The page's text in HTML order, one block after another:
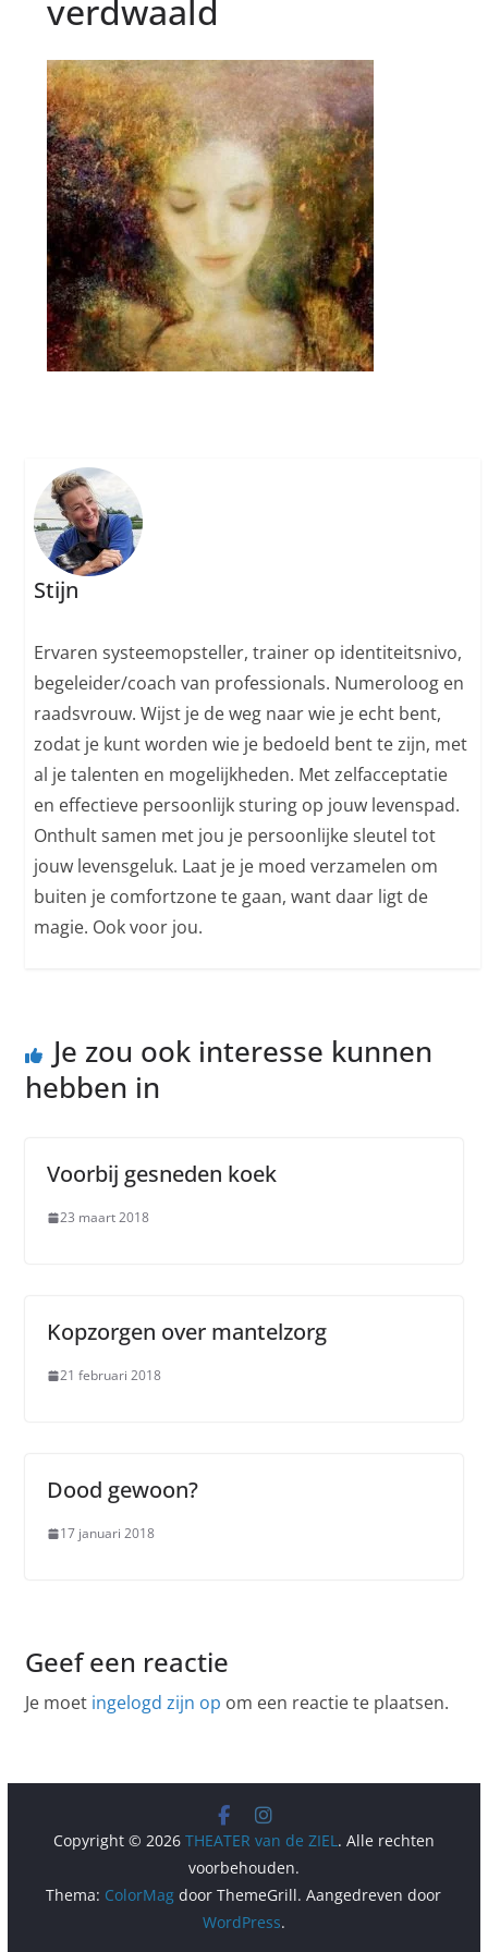
verdwaald
Stijn
Ervaren systeemopsteller, trainer op identiteitsnivo,
begeleider/coach van professionals. Numeroloog en
raadsvrouw. Wijst je de weg naar wie je echt bent,
zodat je kunt worden wie je bedoeld bent te zijn, met
al je talenten en mogelijkheden. Met zelfacceptatie
en effectieve persoonlijk sturing op jouw levenspad.
Onthult samen met jou je persoonlijke sleutel tot
jouw levensgeluk. Laat je je moed verzamelen om
buiten je comfortzone te gaan, want daar ligt de
magie. Ook voor jou.
Je zou ook interesse kunnen
hebben in
Voorbij gesneden koek
23 maart 2018
Kopzorgen over mantelzorg
21 februari 2018
Dood gewoon?
17 januari 2018
Geef een reactie
Je moet ingelogd zijn op om een reactie te plaatsen.
Copyright © 2026 THEATER van de ZIEL. Alle rechten
voorbehouden.
Thema: ColorMag door ThemeGrill. Aangedreven door
WordPress.